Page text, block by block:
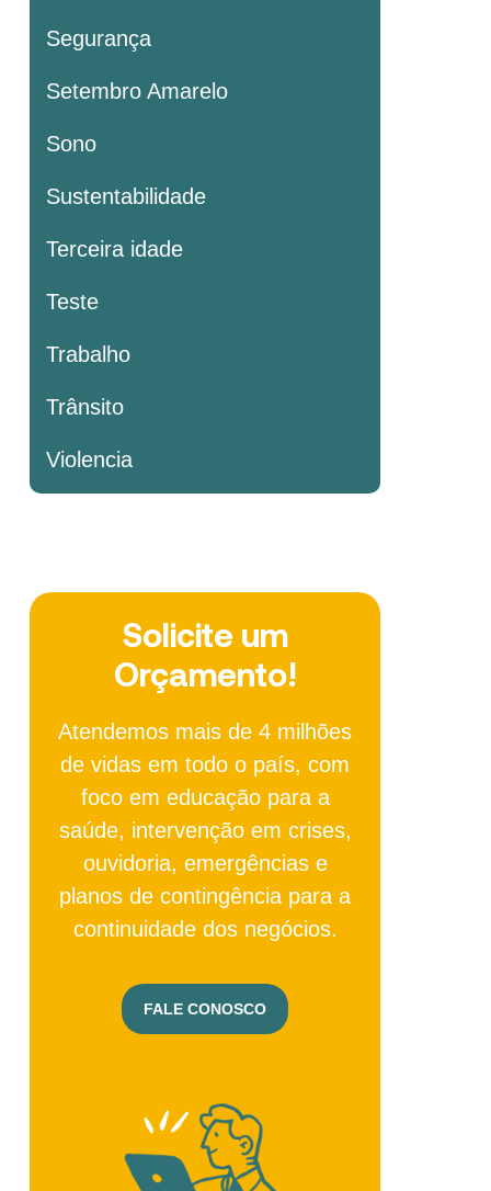
Segurança
Setembro Amarelo
Sono
Sustentabilidade
Terceira idade
Teste
Trabalho
Trânsito
Violencia
Solicite um
Orçamento!
Atendemos mais de 4 milhões
de vidas em todo o país, com
foco em educação para a
saúde, intervenção em crises,
ouvidoria, emergências e
planos de contingência para a
continuidade dos negócios.
FALE CONOSCO